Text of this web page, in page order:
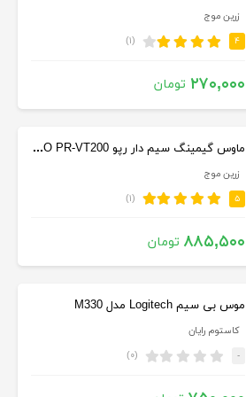
زرین موج
۴ (۱)
۲۷۰,۰۰۰ تومان
ماوس گیمینگ سیم دار رپو RAPOO PR-VT200
زرین موج
۵ (۱)
۸۸۵,۵۰۰ تومان
موس بی سیم Logitech مدل M330
کاستوم رایان
- (۰)